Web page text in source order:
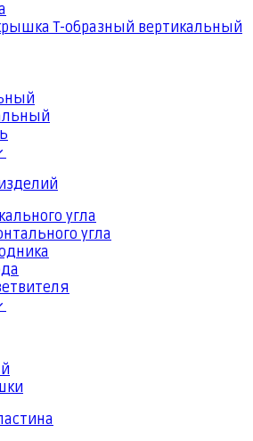
Т-образный вертикальный
угла
угла